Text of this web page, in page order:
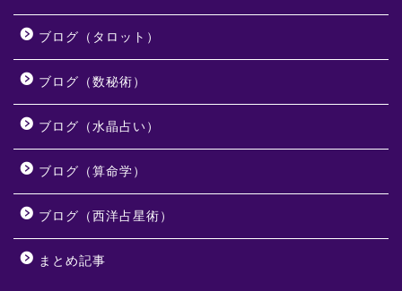
ブログ（タロット）
ブログ（数秘術）
ブログ（水晶占い）
ブログ（算命学）
ブログ（西洋占星術）
まとめ記事